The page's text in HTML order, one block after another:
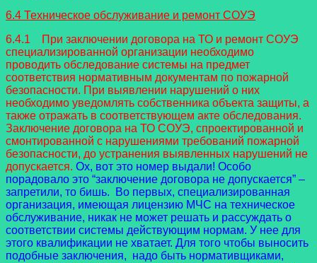
6.4 Техническое обслуживание и ремонт СОУЭ
6.4.1 При заключении договора на ТО и ремонт СОУЭ
специализированной организации необходимо
проводить обследование системы на предмет
соответствия нормативным документам по пожарной
безопасности. При выявлении нарушений о них
необходимо уведомлять собственника объекта защиты, а
также отражать в соответствующем акте обследования.
Заключение договора на ТО СОУЭ, спроектированной и
смонтированной с нарушениями требований пожарной
безопасности, до устранения выявленных нарушений не
допускается. Ох, вот это номер выдали! Особо
порадовало это “заключение договора не допускается” –
запретили, то бишь. Во первых, специализированная
организация, имеющая лицензию МЧС на техническое
обслуживание, никак не может решать и рассуждать о
соответствии системы действующим нормам. У нее для
этого квалификации не хватает. Для того чтобы выносить
подобные заключения, надо быть нормативщиками,